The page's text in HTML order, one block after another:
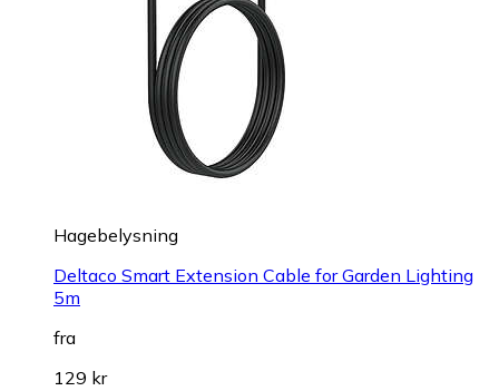
Hagebelysning
Deltaco Smart Extension Cable for Garden Lighting
5m
fra
129 kr